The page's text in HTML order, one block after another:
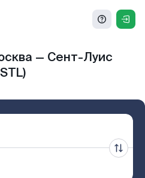
— Сент-Луис